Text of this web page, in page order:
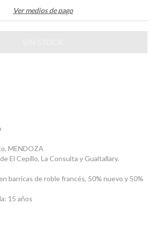
Ver medios de pago
MENDOZA
El Cepillo, La Consulta y Gualtallary.
barricas de roble francés, 50% nuevo y 50%
15 años